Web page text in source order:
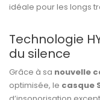
idéale pour les longs
Technologie
du silence
Grâce à sa nouvelle
optimisée, le casque